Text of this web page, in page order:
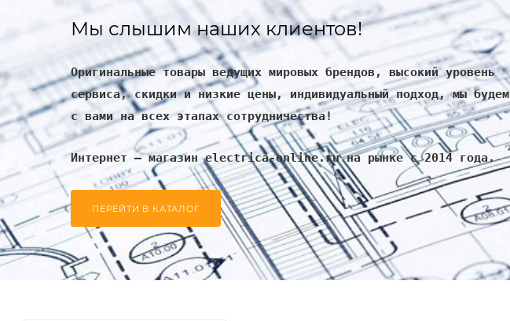
Мы слышим наших клиентов!
Оригинальные товары ведущих мировых брендов, высокий уровень
сервиса, скидки и низкие цены, индивидуальный подход, мы будем
с вами на всех этапах сотрудничества!
Интернет – магазин electrica-online.ru на рынке с 2014 года.
ПЕРЕЙТИ В КАТАЛОГ